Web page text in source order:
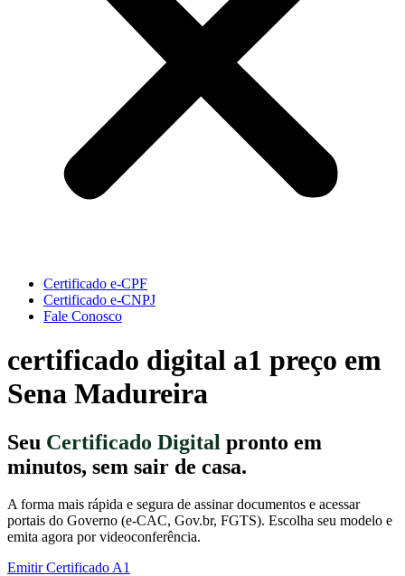
Certificado e-CPF
Certificado e-CNPJ
Fale Conosco
certificado digital a1 preço em
Sena Madureira
Seu Certificado Digital pronto em
minutos, sem sair de casa.
A forma mais rápida e segura de assinar documentos e acessar
portais do Governo (e-CAC, Gov.br, FGTS). Escolha seu modelo e
emita agora por videoconferência.
Emitir Certificado A1